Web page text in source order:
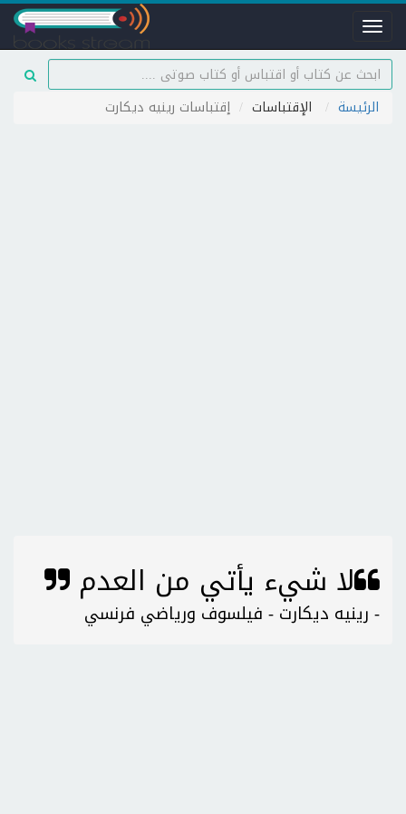
Toggle
navigation
الرئيسة الإقتباسات إقتباسات رينيه ديكارت
لا شيء يأتي من العدم
- رينيه ديكارت - فيلسوف ورياضي فرنسي